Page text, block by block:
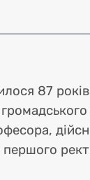
87
першого